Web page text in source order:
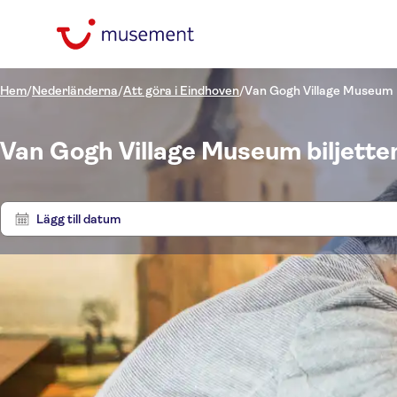
Hem/Nederländerna/Att göra i Eindhoven/Van Gogh Village Museum
Van Gogh Village Museum
Lägg till datum
Pris (vuxen)
Min kr Max kr
Upphämtning på hotell
NO-PICKUP
Alternativ
Omedelbar bekräftelse
Lokal prägel
Kategorier
Aktiviteter
Språk på utflykten